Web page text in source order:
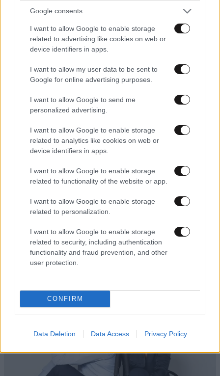
Google consents
I want to allow Google to enable storage
related to advertising like cookies on web or
device identifiers in apps.
I want to allow my user data to be sent to
Google for online advertising purposes.
I want to allow Google to send me
personalized advertising.
I want to allow Google to enable storage
related to analytics like cookies on web or
device identifiers in apps.
I want to allow Google to enable storage
related to functionality of the website or app.
I want to allow Google to enable storage
related to personalization.
I want to allow Google to enable storage
related to security, including authentication
functionality and fraud prevention, and other
user protection.
CONFIRM
Data Deletion Data Access Privacy Policy
«Δύο Μαύρα Πουκάμισα»: Κυκλοφόρησε το
Οι αθλητικές μεταδόσεις της ημέρας: ΠΑΟΚ –
Άντερλεχτ στα προκριματικά του Europa
League